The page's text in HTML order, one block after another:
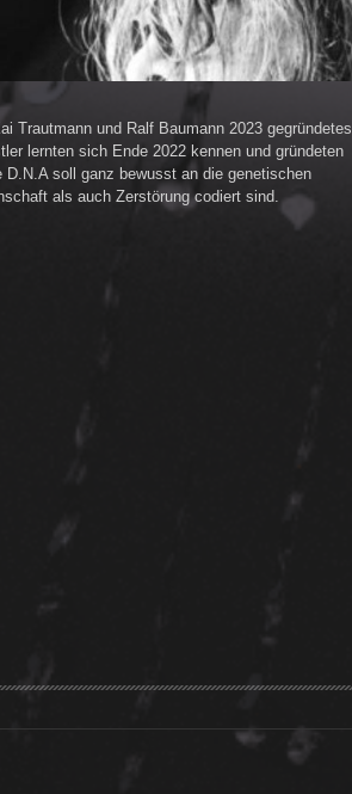
Trautmann und Ralf Baumann 2023 gegründetes
lernten sich Ende 2022 kennen und gründeten
soll ganz bewusst an die genetischen
als auch Zerstörung codiert sind.